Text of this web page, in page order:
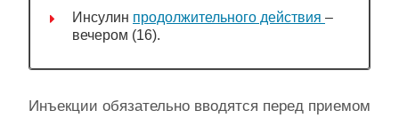
Инсулин продолжительного действия –
вечером (16).
Инъекции обязательно вводятся перед приемом